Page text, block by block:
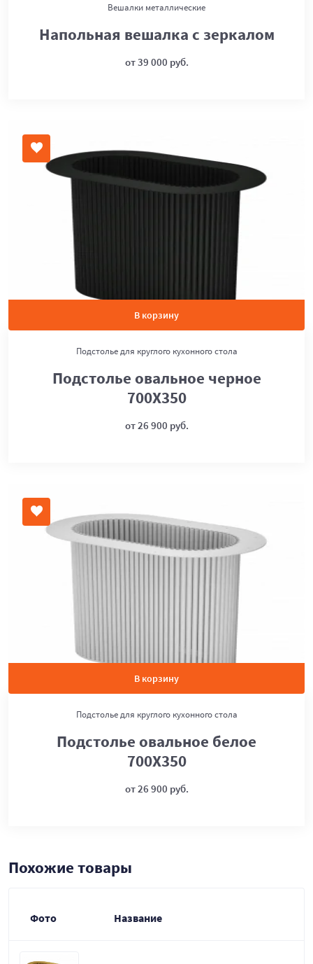
Вешалки металлические
Напольная вешалка с зеркалом
от 39 000 руб.
В корзину
Подстолье для круглого кухонного стола
Подстолье овальное черное
700Х350
от 26 900 руб.
В корзину
Подстолье для круглого кухонного стола
Подстолье овальное белое
700Х350
от 26 900 руб.
Похожие товары
Фото Название